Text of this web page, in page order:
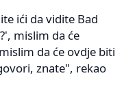
ići da vidite Bad
mislim da će
da će ovdje biti
znate", rekao